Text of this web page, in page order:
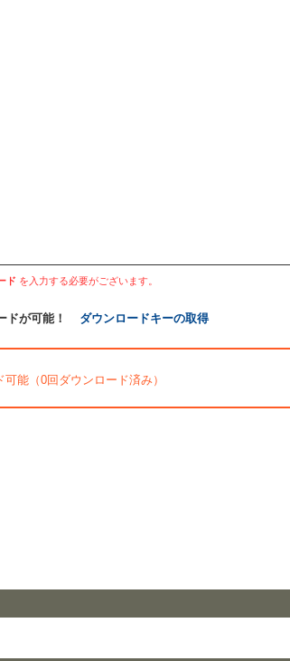
ド を入力する必要がございます。
ドが可能！ ダウンロードキーの取得
可能（0回ダウンロード済み）